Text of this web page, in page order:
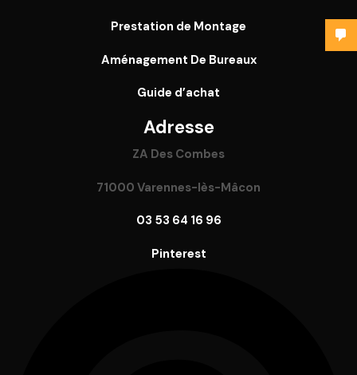
Prestation de Montage
Aménagement De Bureaux
Guide d’achat
Adresse
ZA Des Combes
71000 Varennes-lès-Mâcon
03 53 64 16 96
Pinterest